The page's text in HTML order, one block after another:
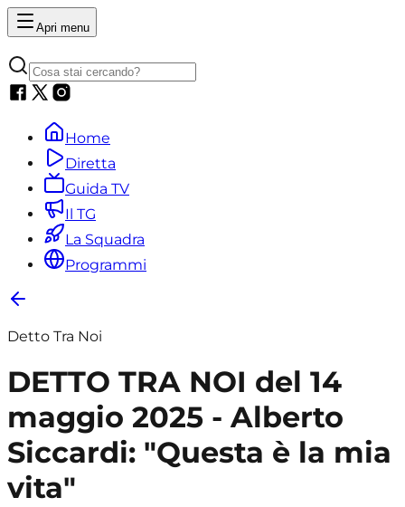
Apri menu
Home
Diretta
Guida TV
Il TG
La Squadra
Programmi
Detto Tra Noi
DETTO TRA NOI del 14
maggio 2025 - Alberto
Siccardi: "Questa è la mia
vita"